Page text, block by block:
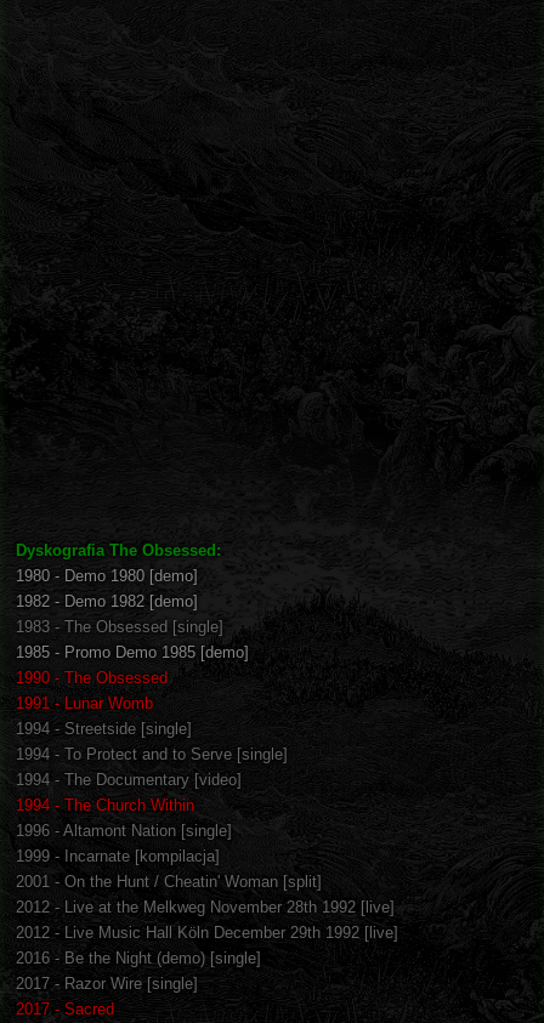
Dyskografia The Obsessed:
1980 - Demo 1980 [demo]
1982 - Demo 1982 [demo]
1983 - The Obsessed [single]
1985 - Promo Demo 1985 [demo]
1990 - The Obsessed
1991 - Lunar Womb
1994 - Streetside [single]
1994 - To Protect and to Serve [single]
1994 - The Documentary [video]
1994 - The Church Within
1996 - Altamont Nation [single]
1999 - Incarnate [kompilacja]
2001 - On the Hunt / Cheatin' Woman [split]
2012 - Live at the Melkweg November 28th 1992 [live]
2012 - Live Music Hall Köln December 29th 1992 [live]
2016 - Be the Night (demo) [single]
2017 - Razor Wire [single]
2017 - Sacred